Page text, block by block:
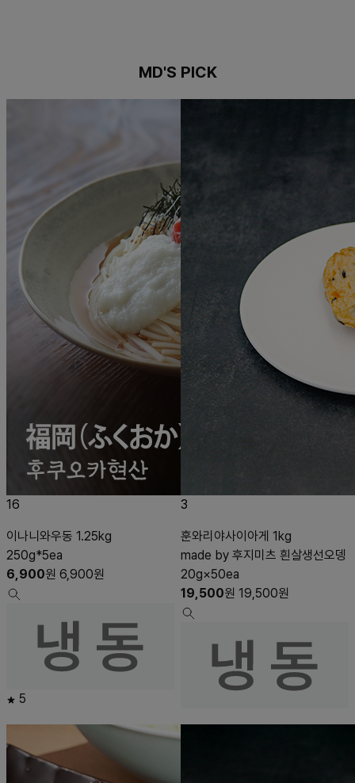
MD'S PICK
16
이나니와우동 1.25kg
250g*5ea
6,900원 6,900원
5
3
훈와리야사이아게 1kg
made by 후지미츠 흰살생선오뎅
20g×50ea
19,500원 19,500원